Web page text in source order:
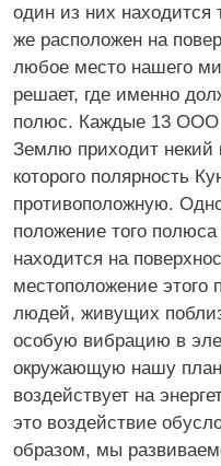
один из них находится
же расположен на
любое место нашего
решает, где именно
полюс. Каждые 13 ООО
Землю приходит некий
которого полярность
противоположную.
положение того
находится на
местоположение этого
людей, живущих
особую вибрацию в
окружающую нашу
воздействует на
это воздействие
образом, мы